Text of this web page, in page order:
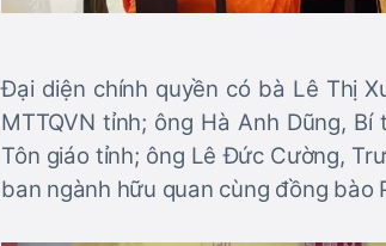
Đại diện chính quyền có bà Lê Thị
MTTQVN tỉnh; ông Hà Anh Dũng,
Tôn giáo tỉnh; ông Lê Đức Cường,
ban ngành hữu quan cùng đồng